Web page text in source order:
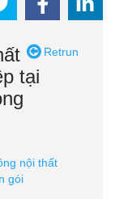
Retrun
tại
nội thất
gói